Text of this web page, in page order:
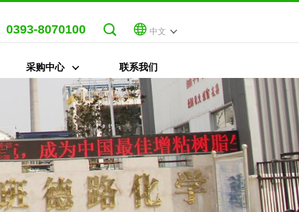
中文
0393-8070100
采购中心 联系我们